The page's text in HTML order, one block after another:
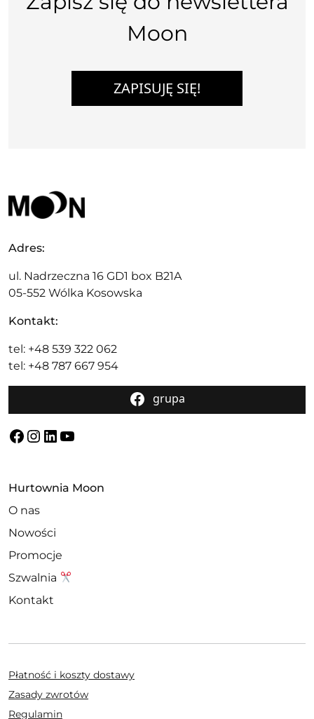
Moon
ZAPISUJĘ SIĘ!
Adres:
ul. Nadrzeczna 16 GD1 box B21A
05-552 Wólka Kosowska
Kontakt:
tel: +48 539 322 062
tel: +48 787 667 954
grupa
Facebook
Instagram
LinkedIn
YouTube
Hurtownia Moon
O nas
Nowości
Promocje
Szwalnia
Kontakt
Płatność i koszty dostawy
Zasady zwrotów
Regulamin